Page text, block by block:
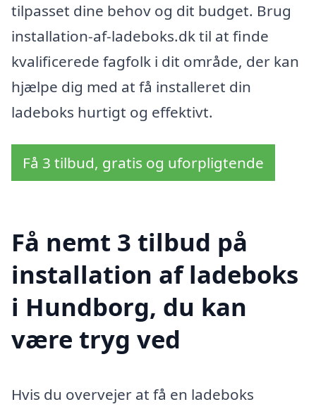
tilpasset dine behov og dit budget. Brug
installation-af-ladeboks.dk til at finde
kvalificerede fagfolk i dit område, der kan
hjælpe dig med at få installeret din
ladeboks hurtigt og effektivt.
Få 3 tilbud, gratis og uforpligtende
Få nemt 3 tilbud på
installation af ladeboks
i Hundborg, du kan
være tryg ved
Hvis du overvejer at få en ladeboks